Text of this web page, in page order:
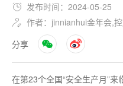
发布时间：2024-05-25
作者：jinnianhui金年会,
分享
在第23个全国“安全生产月”